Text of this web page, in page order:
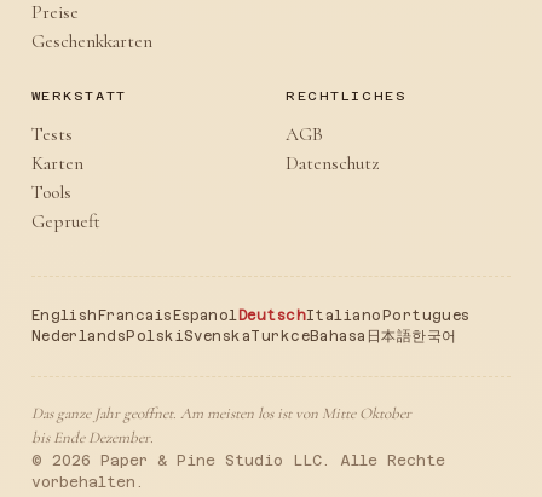
Preise
Geschenkkarten
WERKSTATT
Tests
Karten
Tools
Geprueft
RECHTLICHES
AGB
Datenschutz
English Francais Espanol DeutschItaliano Portugues
Nederlands PolskiSvenskaTurkceBahasa 日本語한국어
Das ganze Jahr geoffnet. Am meisten los ist von Mitte Oktober
bis Ende Dezember.
© 2026 Paper & Pine Studio LLC. Alle Rechte
vorbehalten.